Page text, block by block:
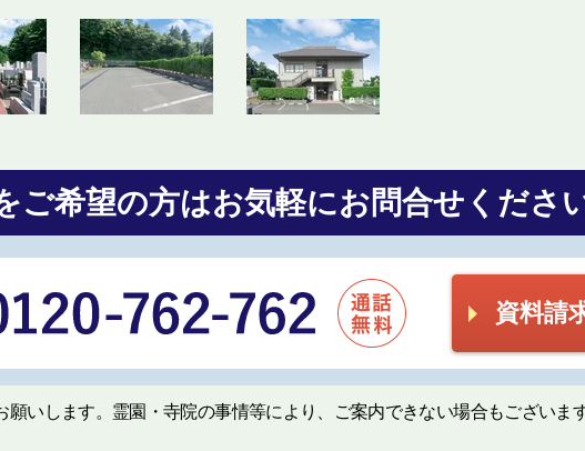
ご希望の方はお気軽にお問合せくださ
資料請
いします。霊園・寺院の事情等により、ご案内できない場合もございま